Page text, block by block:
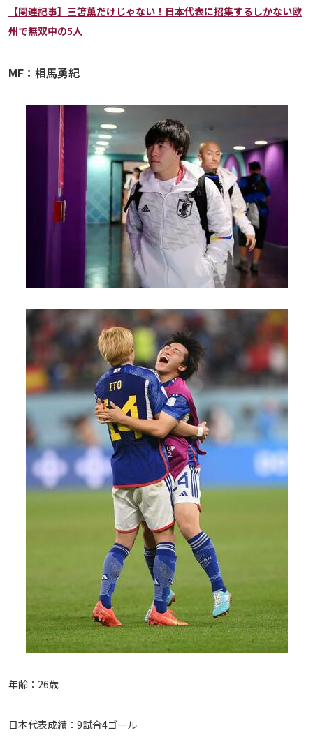
【関連記事】三笘薫だけじゃない！日本代表に招集するしかない欧
州で無双中の5人
MF：相馬勇紀
年齢：26歳
日本代表成績：9試合4ゴール